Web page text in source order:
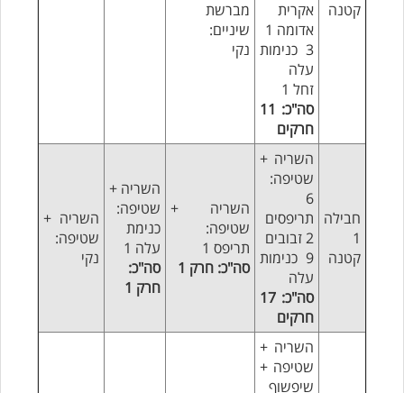
קטנה
אקרית
אדומה 1
3 כנימות
עלה
זחל 1
סה"כ: 11
חרקים
מברשת
שיניים:
נקי
חבילה
1
קטנה
השריה +
שטיפה:
6
תריפסים
2 זבובים
9 כנימות
עלה
סה"כ: 17
חרקים
השריה +
שטיפה:
תריפס 1
סה"כ: חרק 1
השריה +
שטיפה:
כנימת
עלה 1
סה"כ:
חרק 1
השריה +
שטיפה:
נקי
השריה +
שטיפה +
שיפשוף